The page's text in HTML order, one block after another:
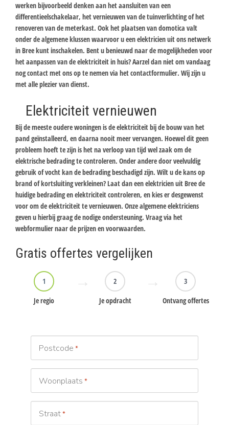
werken bijvoorbeeld denken aan het aansluiten van een
differentieelschakelaar, het vernieuwen van de tuinverlichting of het
renoveren van de meterkast. Ook het plaatsen van domotica valt
onder de algemene klussen waarvoor u een elektricien uit ons netwerk
in Bree kunt inschakelen. Bent u benieuwd naar de mogelijkheden voor
het aanpassen van de elektriciteit in huis? Aarzel dan niet om vandaag
nog contact met ons op te nemen via het contactformulier. Wij zijn u
met alle plezier van dienst.
Elektriciteit vernieuwen
Bij de meeste oudere woningen is de elektriciteit bij de bouw van het
pand geïnstalleerd, en daarna nooit meer vervangen. Hoewel dit geen
probleem hoeft te zijn is het na verloop van tijd wel zaak om de
elektrische bedrading te controleren. Onder andere door veelvuldig
gebruik of vocht kan de bedrading beschadigd zijn. Wilt u de kans op
brand of kortsluiting verkleinen? Laat dan een elektricien uit Bree de
huidige bedrading en elektriciteit controleren, en kies er desgewenst
voor om de elektriciteit te vernieuwen. Onze algemene elektriciens
geven u hierbij graag de nodige ondersteuning. Vraag via het
webformulier naar de prijzen en voorwaarden.
Gratis offertes vergelijken
1
Je regio
2
Je opdracht
3
Ontvang offertes
Postcode *
Woonplaats *
Straat*